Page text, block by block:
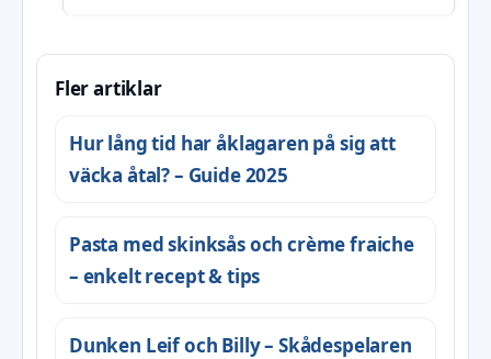
Fler artiklar
Hur lång tid har åklagaren på sig att
väcka åtal? – Guide 2025
Pasta med skinksås och crème fraiche
– enkelt recept & tips
Dunken Leif och Billy – Skådespelaren